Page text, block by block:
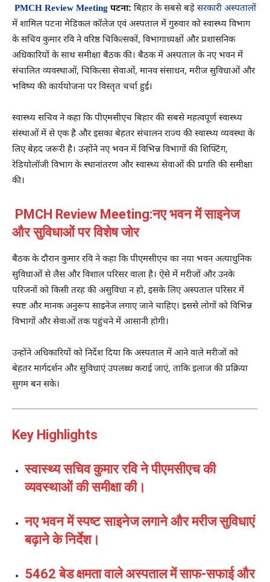
PMCH Review Meeting पटना: बिहार के सबसे बड़े सरकारी अस्पतालों
में शामिलपटना मेडिकल कॉलेज एवं अस्पतालमें गुरुवार को स्वास्थ्य विभाग
के सचिवकुमार रविने वरिष्ठ चिकित्सकों, विभागाध्यक्षों और प्रशासनिक
अधिकारियों के साथ समीक्षा बैठक की। बैठक में अस्पताल के नए भवन में
संचालित व्यवस्थाओं, चिकित्सा सेवाओं, मानव संसाधन, मरीज सुविधाओं और
भविष्य की कार्ययोजना पर विस्तृत चर्चा हुई।
स्वास्थ्य सचिव ने कहा कि पीएमसीएच बिहार की सबसे महत्वपूर्ण स्वास्थ्य
संस्थाओं में से एक है और इसका बेहतर संचालन राज्य की स्वास्थ्य व्यवस्था के
लिए बेहद जरूरी है। उन्होंने नए भवन में विभिन्न विभागों की शिफ्टिंग,
रेडियोलॉजी विभाग के स्थानांतरण और स्वास्थ्य सेवाओं की प्रगति की समीक्षा
की।
PMCH Review Meeting:नए भवन में साइनेज
और सुविधाओं पर विशेष जोर
बैठक के दौरान कुमार रवि ने कहा कि पीएमसीएच का नया भवन अत्याधुनिक
सुविधाओं से लैस और विशाल परिसर वाला है। ऐसे में मरीजों और उनके
परिजनों को किसी तरह की असुविधा न हो, इसके लिए अस्पताल परिसर में
स्पष्ट और मानक अनुरूप साइनेज लगाए जाने चाहिए। इससे लोगों को विभिन्न
विभागों और सेवाओं तक पहुंचने में आसानी होगी।
उन्होंने अधिकारियों को निर्देश दिया कि अस्पताल में आने वाले मरीजों को
बेहतर मार्गदर्शन और सुविधाएं उपलब्ध कराई जाएं, ताकि इलाज की प्रक्रिया
सुगम बन सके।
Key Highlights
स्वास्थ्य सचिव कुमार रवि ने पीएमसीएच की
व्यवस्थाओं की समीक्षा की।
नए भवन में स्पष्ट साइनेज लगाने और मरीज सुविधाएं
बढ़ाने के निर्देश।
5462 बेड क्षमता वाले अस्पताल में साफ-सफाई और